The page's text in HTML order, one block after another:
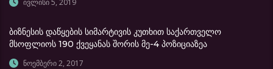
ბიზნესის დაწყების სიმარტივის კუთხით საქართველო
მსოფლიოს 190 ქვეყანას შორის მე-4 პოზიციაზეა
ნოემბერი 2, 2017